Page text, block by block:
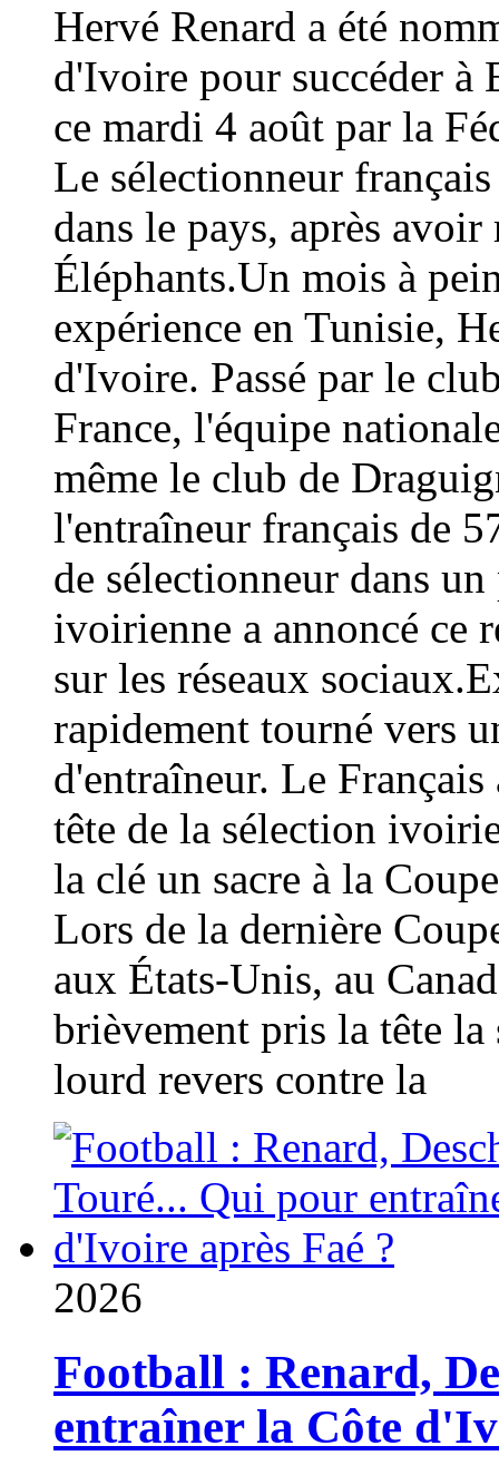
Hervé Renard a été
d'Ivoire pour succéder à
ce mardi 4 août par la
Le sélectionneur
dans le pays, après
Éléphants.Un mois à
expérience en Tunisie,
d'Ivoire. Passé par le
France, l'équipe
même le club de
l'entraîneur français de
de sélectionneur dans
ivoirienne a annoncé ce
sur les réseaux
rapidement tourné vers
d'entraîneur. Le
tête de la sélection
la clé un sacre à la
Lors de la dernière
aux États-Unis, au
brièvement pris la tête
lourd revers contre la
2026
Football : Renard,
entraîner la Côte